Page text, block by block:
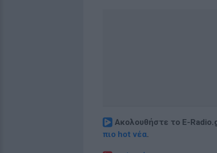
Ακολουθήστε το E-
πιο hot νέα.